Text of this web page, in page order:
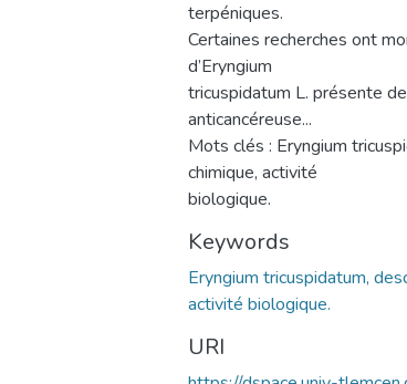
terpéniques.
Certaines recherches ont
d’Eryngium
tricuspidatum L. présente
anticancéreuse...
Mots clés : Eryngium
chimique, activité
biologique.
Keywords
Eryngium tricuspidatum,
activité biologique.
URI